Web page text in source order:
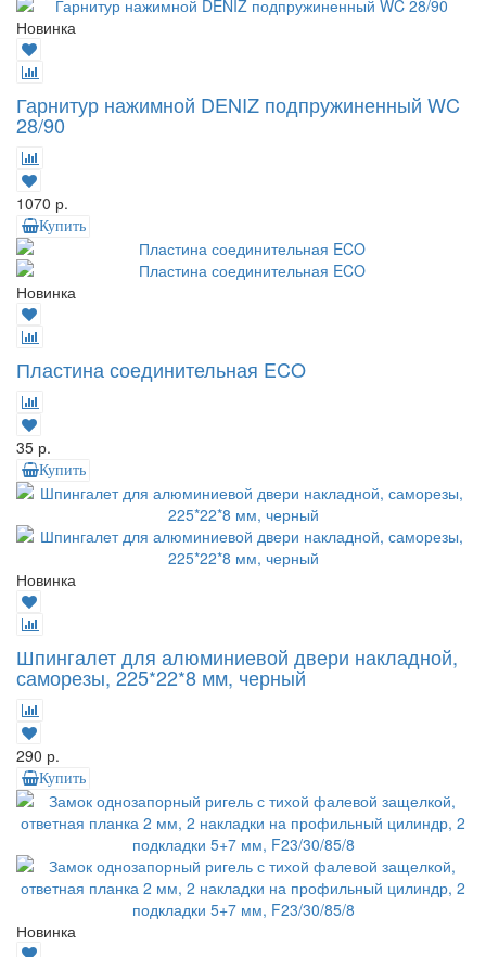
Новинка
Гарнитур нажимной DENIZ подпружиненный WC
28/90
1070 р.
Купить
Новинка
Пластина соединительная ECO
35 р.
Купить
Новинка
Шпингалет для алюминиевой двери накладной,
саморезы, 225*22*8 мм, черный
290 р.
Купить
Новинка